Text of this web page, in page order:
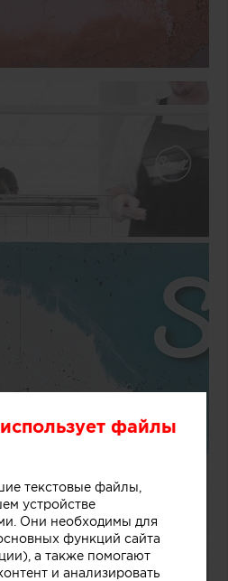
файлы
текстовые файлы,
устройстве
Они необходимы для
функций сайта
а также помогают
и анализировать